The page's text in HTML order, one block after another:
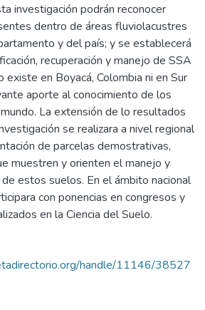
investigación podrán reconocer
dentro de áreas fluviolacustres
y del país; y se establecerá
recuperación y manejo de SSA
existe en Boyacá, Colombia ni en Sur
aporte al conocimiento de los
La extensión de lo resultados
se realizara a nivel regional
de parcelas demostrativas,
muestren y orienten el manejo y
estos suelos. En el ámbito nacional
con ponencias en congresos y
en la Ciencia del Suelo.
handle/11146/38527